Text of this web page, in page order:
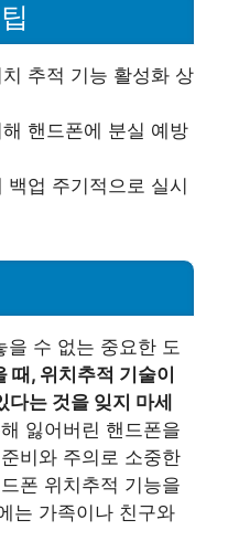
추적 기능 활성화 상
핸드폰에 분실 예방
업 주기적으로 실시
을 수 없는 중요한 도
때, 위치추적 기술이
는 것을 잊지 마세
잃어버린 핸드폰을
비와 주의로 소중한
폰 위치추적 기능을
는 가족이나 친구와